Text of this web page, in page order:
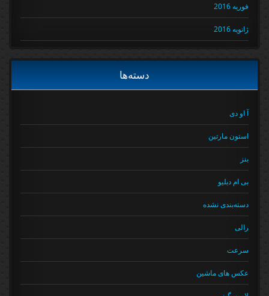
فوریه 2016
ژانویه 2016
دسته‌ها
آ او دی
استون مارتین
بی ام دبلیو
دسته‌بندی نشده
رالی
سرعت
عکس های ماشین